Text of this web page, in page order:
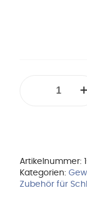
-
2,5
kg
Artikelnummer:
Kategorien:
Zubehör für